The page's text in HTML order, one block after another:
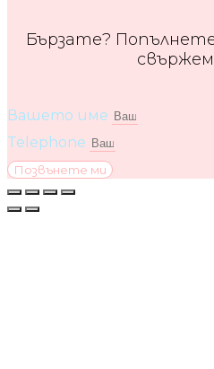
Бързате?
свържем
Вашето име
Telephone
Позвънете ми